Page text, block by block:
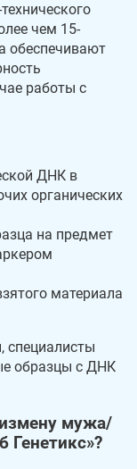
чем 15-
обеспечивают
работы с
ДНК в
органических
на предмет
материала
специалисты
образцы с ДНК
мужа/
Генетикс»?